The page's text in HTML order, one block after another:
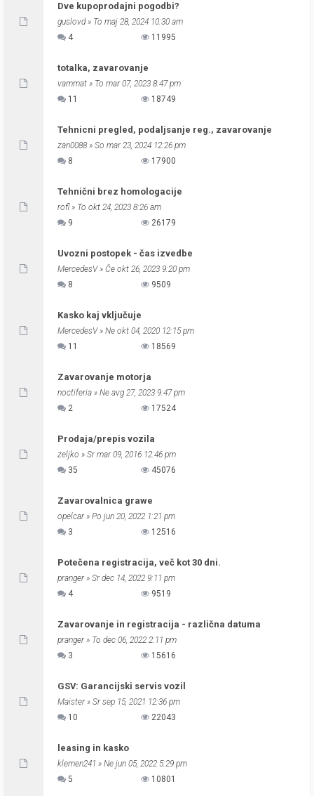
Dve kupoprodajni pogodbi?
guslovd» To maj 28, 2024 10:30 am
4
11995
totalka, zavarovanje
vammat » To mar 07, 2023 8:47 pm
11
18749
Tehnicni pregled, podaljsanje reg., zavarovanje
zan0088 » So mar 23, 2024 12:26 pm
8
17900
Tehnični brez homologacije
rofl » To okt 24, 2023 8:26 am
9
26179
Uvozni postopek - čas izvedbe
MercedesV» Če okt 26, 2023 9:20 pm
8
9509
Kasko kaj vključuje
MercedesV» Ne okt 04, 2020 12:15 pm
11
18569
Zavarovanje motorja
noctiferia » Ne avg 27, 2023 9:47 pm
2
17524
Prodaja/prepis vozila
zeljko » Sr mar 09, 2016 12:46 pm
35
45076
Zavarovalnica grawe
opelcar» Po jun 20, 2022 1:21 pm
3
12516
Potečena registracija, več kot 30 dni.
pranger» Sr dec 14, 2022 9:11 pm
4
9519
Zavarovanje in registracija - različna datuma
pranger» To dec 06, 2022 2:11 pm
3
15616
GSV: Garancijski servis vozil
Maister» Sr sep 15, 2021 12:36 pm
10
22043
leasing in kasko
klemen241 » Ne jun 05, 2022 5:29 pm
5
10801